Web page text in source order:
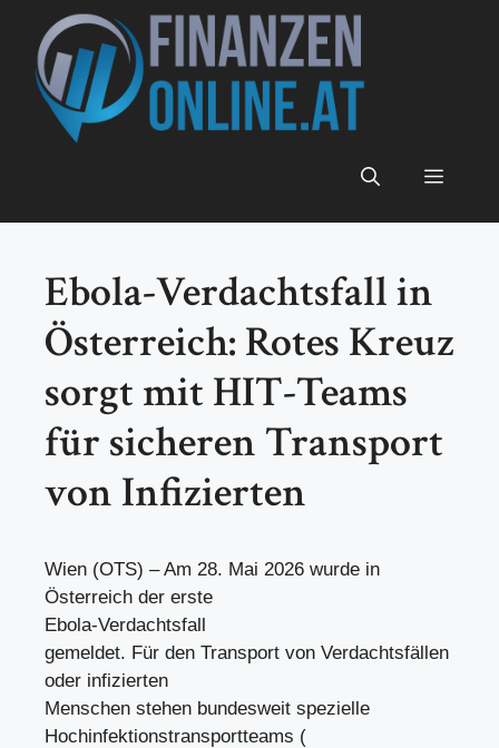
Inhalt
springen
Menü
Ebola-Verdachtsfall in
Österreich: Rotes Kreuz
sorgt mit HIT-Teams
für sicheren Transport
von Infizierten
Wien (OTS) – Am 28. Mai 2026 wurde in
Österreich der erste
Ebola-Verdachtsfall
gemeldet. Für den Transport von Verdachtsfällen
oder infizierten
Menschen stehen bundesweit spezielle
Hochinfektionstransportteams (